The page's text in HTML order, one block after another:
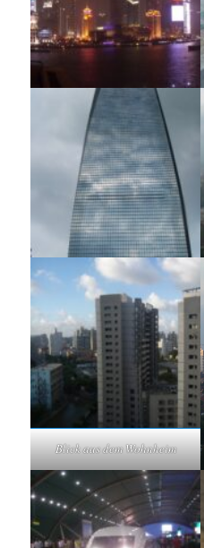
Blick aus dem Wohnheim